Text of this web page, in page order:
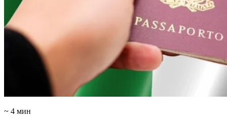
~ 4 мин